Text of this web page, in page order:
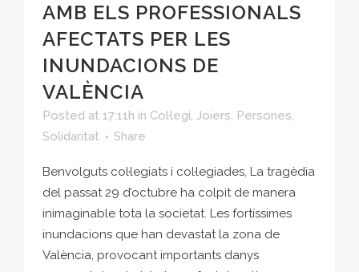
AMB ELS PROFESSIONALS
AFECTATS PER LES
INUNDACIONS DE
VALÈNCIA
Posted at 17:11h in Col·legi Joiers Persones
Solidaritat
Share
Benvolguts col·legiats i col·legiades, La tragèdia
del passat 29 d’octubre ha colpit de manera
inimaginable tota la societat. Les fortíssimes
inundacions que han devastat la zona de
València, provocant importants danys